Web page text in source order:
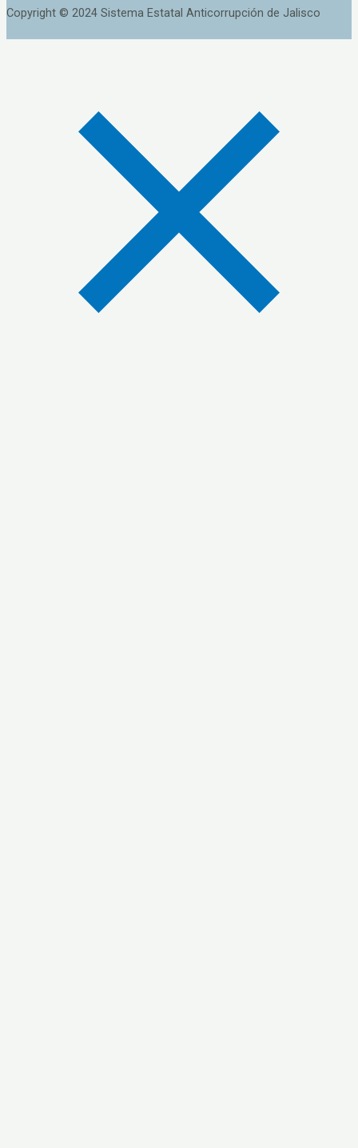
Copyright © 2024 Sistema Estatal Anticorrupción de Jalisco